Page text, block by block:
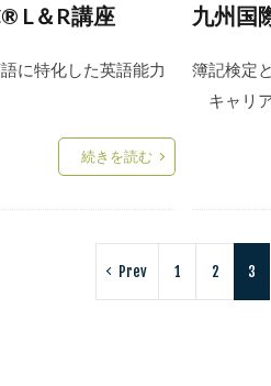
L＆R講座
に特化した英語能力
続きを読む
九州国
簿記検定
キャリ
Prev 1 2 3